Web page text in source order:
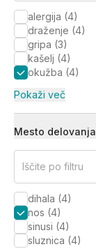
alergija (4)
draženje (4)
gripa (3)
kašelj (4)
okužba (4)
Pokaži več
Mesto delovanja
Iščite po filtru
dihala (4)
nos (4)
sinusi (4)
sluznica (4)